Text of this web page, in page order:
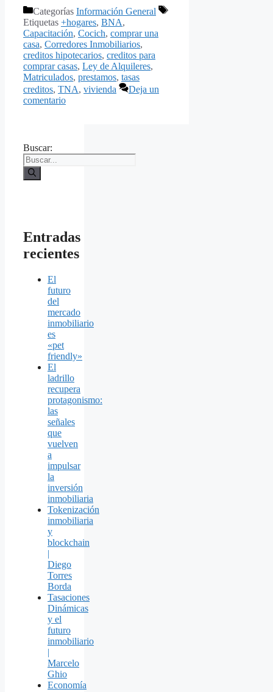
Categorías Información General
Etiquetas +hogares, BNA,
Capacitación, Cocich, comprar una
casa, Corredores Inmobiliarios,
creditos hipotecarios, creditos para
comprar casas, Ley de Alquileres,
Matriculados, prestamos, tasas
creditos, TNA, vivienda
Deja un
comentario
Buscar:
Entradas
recientes
El
futuro
del
mercado
inmobiliario
es
«pet
friendly»
El
ladrillo
recupera
protagonismo:
las
señales
que
vuelven
a
impulsar
la
inversión
inmobiliaria
Tokenización
inmobiliaria
y
blockchain
|
Diego
Torres
Borda
Tasaciones
Dinámicas
y el
futuro
inmobiliario
|
Marcelo
Ghio
Economía